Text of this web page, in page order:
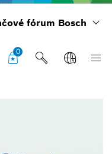
fórum Bosch
0